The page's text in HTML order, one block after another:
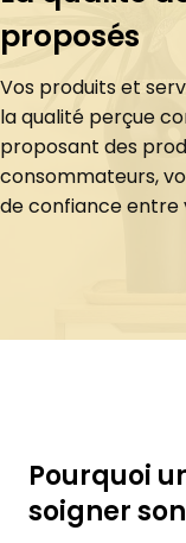
proposés
Vos produits et
la qualité perçue
proposant des
consommateurs,
de confiance entre
Pourquoi
soigner